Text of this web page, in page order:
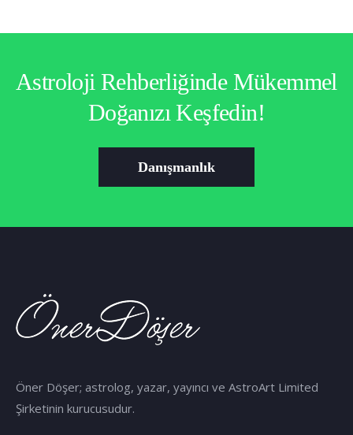
Astroloji Rehberliğinde Mükemmel
Doğanızı Keşfedin!
Danışmanlık
Öner Döşer; astrolog, yazar, yayıncı ve AstroArt Limited
Şirketinin kurucusudur.